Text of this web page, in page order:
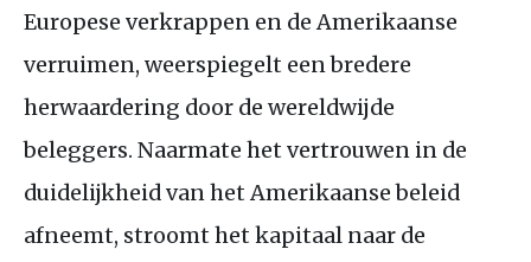
Europese verkrappen en de Amerikaanse
verruimen, weerspiegelt een bredere
herwaardering door de wereldwijde
beleggers. Naarmate het vertrouwen in de
duidelijkheid van het Amerikaanse beleid
afneemt, stroomt het kapitaal naar de